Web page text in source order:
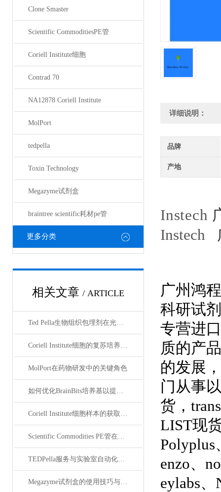
Clone Smaster
Scientific CommoditiesPE管
Coriell Institute细胞
Contrad 70
NA12878 Coriell Institute
MolPort
tedpella
Toxin Technology
Megazyme试剂盒
braintree scientific耗材pe管
更多分类
相关文章 / ARTICLE
Ted Pella生物组织包埋剂在光镜与电镜联用技术中的应用
Coriell Institute细胞的复苏培养与质量控制规范
MolPort在药物研发中的关键角色
如何优化BrainBits培养基以提高实验效果？
Coriell Institute细胞样本的获取与应用指南
Scientific Commodities PE管在环保实验中的作用
TEDPella服务与实验室自动化设备的整合
Megazyme试剂盒的使用技巧与实验优化方法
详细说明：
品牌
产地
Instech
Instech
广州鸿
科研试
专营进
质的产
的发展
门从事
货，
LIST现
Polyplus
enzo、
eylabs